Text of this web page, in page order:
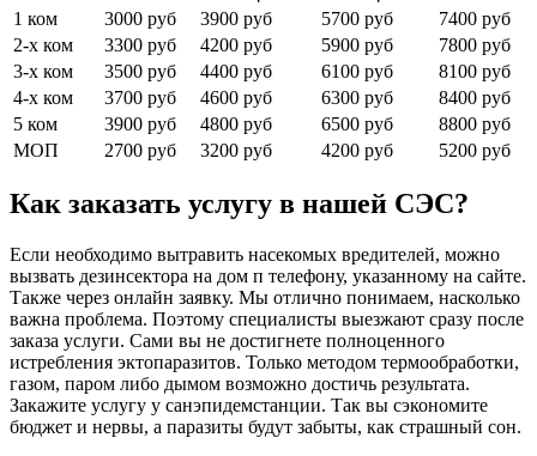
1 ком 3000 руб 3900 руб 5700 руб
7400 руб
2-х ком
3300 руб 4200 руб 5900 руб
7800 руб
3-х ком
3500 руб 4400 руб 6100 руб
8100 руб
4-х ком
3700 руб 4600 руб 6300 руб
8400 руб
5 ком
3900 руб 4800 руб 6500 руб
8800 руб
МОП
2700 руб 3200 руб 4200 руб 5200 руб
Как заказать услугу в нашей СЭС?
Если необходимо вытравить насекомых вредителей, можно
вызвать дезинсектора на дом п телефону, указанному на сайте.
Также через онлайн заявку. Мы отлично понимаем, насколько
важна проблема. Поэтому специалисты выезжают сразу после
заказа услуги. Сами вы не достигнете полноценного
истребления эктопаразитов. Только методом термообработки,
газом, паром либо дымом возможно достичь результата.
Закажите услугу у санэпидемстанции. Так вы сэкономите
бюджет и нервы, а паразиты будут забыты, как страшный сон.